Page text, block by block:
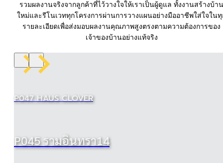
รวมผลงานจริงจากลูกค้าที่ไว้วางใจให้เราเป็นผู้ดูแล ทั้งงานสร้างบ้าน
ใหม่และรีโนเวททุกโครงการผ่านการวางแผนอย่างมืออาชีพใส่ใจในทุ
รายละเอียดเพื่อส่งมอบผลงานคุณภาพสูงตรงตามความต้องการของ
เจ้าของบ้านอย่างแท้จริง
P069 รามคำแหง 92
P068 อ่อนนุช
สายไหม
เบิล ธารา
CLOVER
หลังบ้าน
P047 HAUS CLOVER
P045 รามอินทรา14